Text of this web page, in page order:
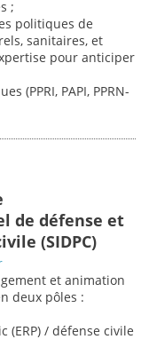
;
politiques de
sanitaires, et
pour anticiper
(PPRI, PAPI, PPRN-
de défense et
(SIDPC)
et animation
deux pôles :
(ERP) / défense civile